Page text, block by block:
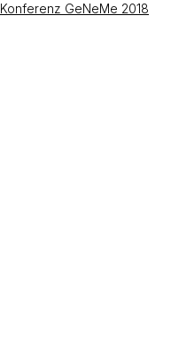
Konferenz GeNeMe 2018